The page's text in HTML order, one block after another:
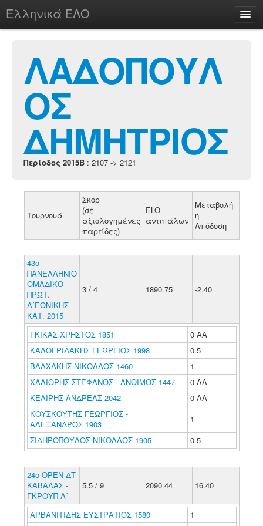
Ελληνικά ΕΛΟ
chesstu.be @ discord
Login
ΛΑΔΟΠΟΥΛ
ΟΣ
ΔΗΜΗΤΡΙΟΣ
Περίοδος 2015B : 2107 -> 2121
Τουρνουά
Σκορ
(σε
αξιολογημένες
παρτίδες)
ELO
αντιπάλων
Μεταβολή
ή
Απόδοση
43ο
ΠΑΝΕΛΛΗΝΙΟ
ΟΜΑΔΙΚΟ
ΠΡΩΤ.
Α΄ΕΘΝΙΚΗΣ
ΚΑΤ. 2015
3 / 4 1890.75 -2.40
ΓΚΙΚΑΣ ΧΡΗΣΤΟΣ 1851
0 ΑΑ
ΚΑΛΟΓΡΙΔΑΚΗΣ ΓΕΩΡΓΙΟΣ 1998
0.5
ΒΛΑΧΑΚΗΣ ΝΙΚΟΛΑΟΣ 1460
1
ΧΑΛΙΟΡΗΣ ΣΤΕΦΑΝΟΣ - ΑΝΘΙΜΟΣ 1447
0 ΑΑ
ΚΕΛΙΡΗΣ ΑΝΔΡΕΑΣ 2042
0 ΑΑ
ΚΟΥΣΚΟΥΤΗΣ ΓΕΩΡΓΙΟΣ -
ΑΛΕΞΑΝΔΡΟΣ 1903
1
ΣΙΔΗΡΟΠΟΥΛΟΣ ΝΙΚΟΛΑΟΣ 1905
0.5
24ο ΟΡΕΝ ΔΤ
ΚΑΒΑΛΑΣ -
ΓΚΡΟΥΠ Α΄
5.5 / 9 2090.44 16.40
ΑΡΒΑΝΙΤΙΔΗΣ ΕΥΣΤΡΑΤΙΟΣ 1580
1